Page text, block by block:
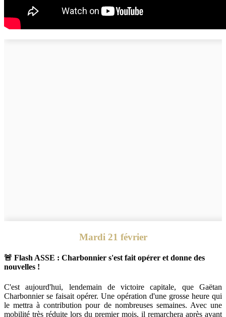
Mardi 21 février
🚨 Flash ASSE : Charbonnier s'est fait opérer et donne des
nouvelles !
C'est aujourd'hui, lendemain de victoire capitale, que Gaëtan
Charbonnier se faisait opérer. Une opération d'une grosse heure qui
le mettra à contribution pour de nombreuses semaines. Avec une
mobilité très réduite lors du premier mois, il remarchera après avant